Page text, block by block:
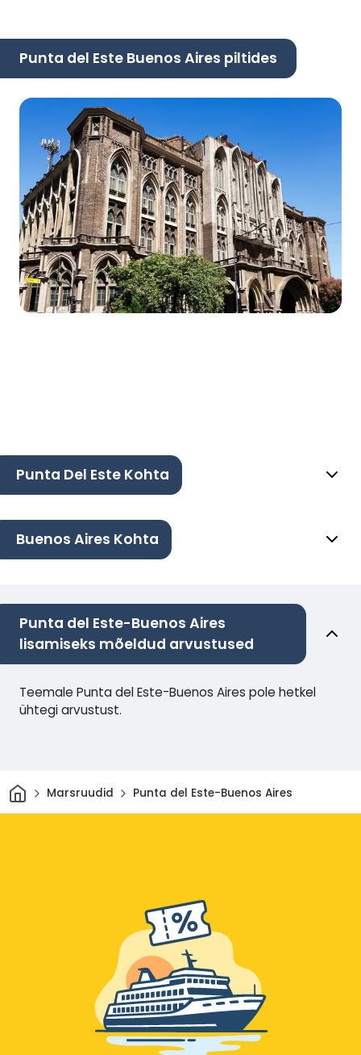
Punta del Este Buenos Aires piltides
Punta Del Este Kohta
Buenos Aires Kohta
Punta del Este-Buenos Aires
lisamiseks mõeldud arvustused
Teemale Punta del Este-Buenos Aires pole hetkel
ühtegi arvustust.
Avaleht
Marsruudid Punta del Este-Buenos Aires